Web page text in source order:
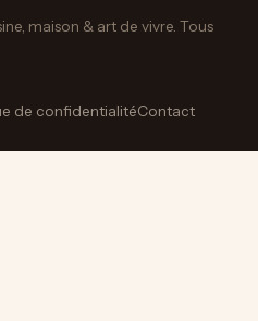
maison & art de vivre. Tous
de confidentialitéContact